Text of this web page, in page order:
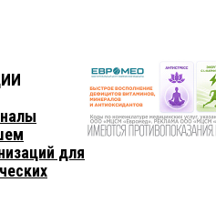
для